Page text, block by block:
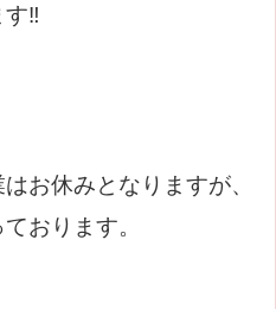
‼
お休みとなりますが、
おります。